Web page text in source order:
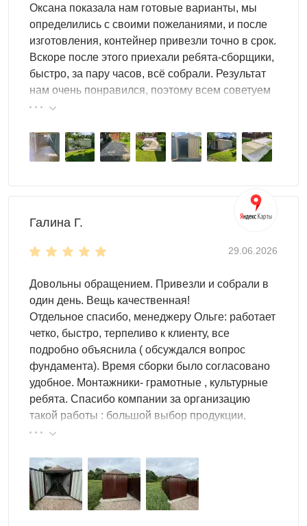
двускатной крышей в зависимости от своих
предпочтений.
Конструкция контейнера может быть усиленной или
стандартной. Для хранения тяжелой техники и
Контейнер требуется для хранения вещей. Чем больше
его объемы, тем больше полезного пространства
инструменты
материалы для строительства
Внутри контейнера удобнохранить абсолютно все
Для того, чтобы правильно организовать внутреннее
пространство, можно использовать различные системы:
стеллажи, шкафы, полки и т.д.
Выбор дизайна
Оформление контейнера – еще один актуальный
вопрос. Мы поможем вамподобрать дизайн
соответствующий вашим пожеланиям и экстерьеру
Гараж можно сделать красным, зеленым, синим,
черным или белым. Абсолютно любым: в вашем
распоряжении – широкая цветовая палитра, где
Оксана показала нам готовые варианты, мы
определились с своими пожеланиями, и после
изготовления, контейнер привезли точно в срок.
Вскоре после этого приехали ребята-сборщики,
быстро, за пару часов, всё собрали. Результат
нам очень понравился, поэтому всем советуем
эту фирму.
Галина Г.
29.06.2026
Довольны обращением. Привезли и собрали в
один день. Вещь качественная!
Отдельное спасибо, менеджеру Ольге: работает
четко, быстро, терпеливо к клиенту, все
подробно объяснила ( обсуждался вопрос
фундамента). Время сборки было согласовано
удобное. Монтажники- грамотные , культурные
ребята. Спасибо компании за организацию
такой работы : большой выбор продукции,
реальные цены.